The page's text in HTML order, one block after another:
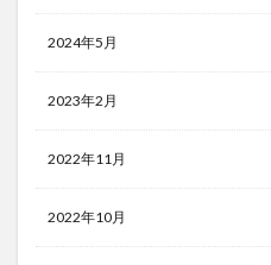
2024年5月
2023年2月
2022年11月
2022年10月